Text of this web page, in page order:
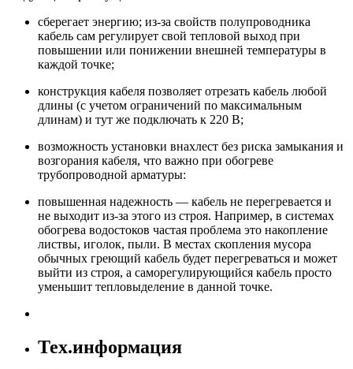
сберегает энергию; из-за свойств полупроводника
кабель сам регулирует свой тепловой выход при
повышении или понижении внешней температуры в
каждой точке;
конструкция кабеля позволяет отрезать кабель любой
длины (с учетом ограничений по максимальным
длинам) и тут же подключать к 220 В;
возможность установки внахлест без риска замыкания и
возгорания кабеля, что важно при обогреве
трубопроводной арматуры:
повышенная надежность — кабель не перегревается и
не выходит из-за этого из строя. Например, в системах
обогрева водостоков частая проблема это накопление
листвы, иголок, пыли. В местах скопления мусора
обычных греющий кабель будет перегреваться и может
выйти из строя, а саморегулирующийся кабель просто
уменьшит тепловыделение в данной точке.
Тех.информация